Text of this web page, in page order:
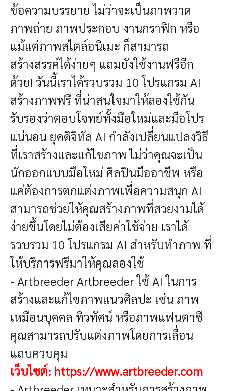
ข้อความบรรยาย ไม่ว่าจะเป็นภาพวาด
ภาพถ่าย ภาพประกอบ งานกราฟิก หรือ
แม้แต่ภาพสไตล์อนิเมะ ก็สามารถ
สร้างสรรค์ได้ง่ายๆ แถมยังใช้งานฟรีอีก
ด้วย! วันนี้เราได้รวบรวม 10 โปรแกรม AI
สร้างภาพฟรี ที่น่าสนใจมาให้ลองใช้กัน
รับรองว่าตอบโจทย์ทั้งมือใหม่และมือโปร
แน่นอน ยุคดิจิทัล AI กำลังเปลี่ยนแปลงวิธี
ที่เราสร้างและแก้ไขภาพ ไม่ว่าคุณจะเป็น
นักออกแบบมือใหม่ ศิลปินมืออาชีพ หรือ
แค่ต้องการตกแต่งภาพเพื่อความสนุก AI
สามารถช่วยให้คุณสร้างภาพที่สวยงามได้
ง่ายขึ้นโดยไม่ต้องเสียค่าใช้จ่าย เราได้
รวบรวม 10 โปรแกรม AI สำหรับทำภาพ ที่
ให้บริการฟรีมาให้คุณลองใช้
- ArtbreederArtbreeder ใช้ AI ในการ
สร้างและแก้ไขภาพแนวศิลปะ เช่น ภาพ
เหมือนบุคคล ทิวทัศน์ หรือภาพแฟนตาซี
คุณสามารถปรับแต่งภาพโดยการเลื่อน
แถบควบคุม
เว็บไซต์: https://www.artbreeder.com